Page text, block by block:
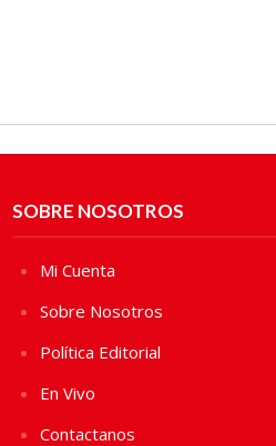
SOBRE NOSOTROS
Mi Cuenta
Sobre Nosotros
Política Editorial
En Vivo
Contactanos